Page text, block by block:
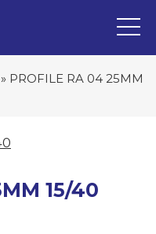
» PROFILE RA 04 25MM
15/40